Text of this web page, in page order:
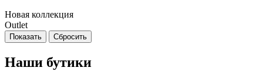
Новая коллекция
Outlet
Наши бутики